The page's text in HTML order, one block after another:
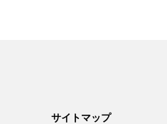
サイトマップ